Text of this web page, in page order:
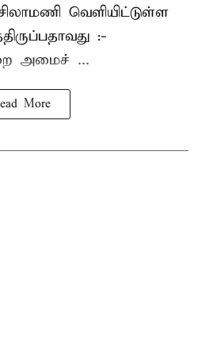
வெளியிட்டுள்ள
:-
அமைச் ...
More